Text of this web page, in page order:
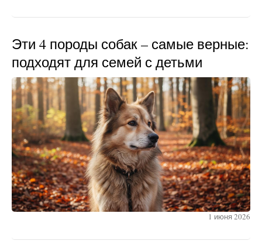
Эти 4 породы собак – самые верные:
подходят для семей с детьми
1 июня 2026